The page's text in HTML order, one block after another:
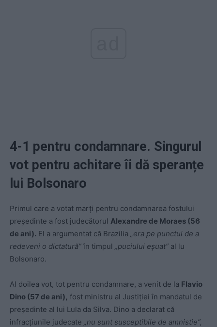
4-1 pentru condamnare. Singurul
vot pentru achitare îi dă speranțe
lui Bolsonaro
Primul care a votat marţi pentru condamnarea fostului
preşedinte a fost judecătorul Alexandre de Moraes (56
de ani). El a argumentat că Brazilia
„era pe punctul de a
redeveni o dictatură” în timpul „puciului eşuat” al lu
Bolsonaro.
Al doilea vot, tot pentru condamnare, a venit de la Flavio
Dino (57 de ani), fost ministru al Justiţiei în mandatul de
președinte al lui Lula da Silva. Dino a declarat că
infracţiunile judecate
„nu sunt susceptibile de amnistie”,